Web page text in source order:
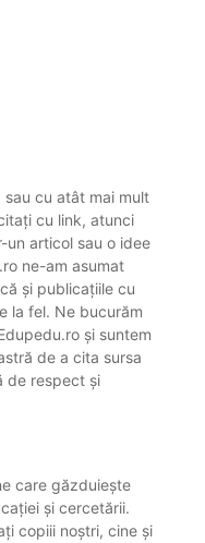
cu atât mai mult
cu link, atunci
articol sau o idee
ne-am asumat
și publicațiile cu
la fel. Ne bucurăm
și suntem
de a cita sursa
de respect și
care găzduiește
și cercetării.
copiii noștri, cine și